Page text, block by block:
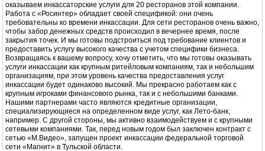
оказываем инкассаторские услуги для 20 ресторанов этой компании.
Работа с «Росинтер» обладает своей спецификой: они очень
требовательны ко времени инкассации. Для сети ресторанов очень важно,
чтобы забор денежных средств происходил в вечернее время, после
закрытия точек. И мы готовы подстроиться под требование клиентов и
предоставить услугу высокого качества с учетом специфики бизнеса.
Возвращаясь к вашему вопросу, хочу отметить, что мы готовы оказывать
услуги инкассации как крупным ритейловым компаниям, так и небольшим
организациям, при этом уровень качества предоставления услуг
инкассации будет одинаково высокий. Мы прекрасно работаем как с
крупным игроками финансового рынка, так и с небольшими банками.
Нашими партнерами часто являются кредитные организации,
специализирующиеся на определенном виде услуг, как Лето-банк,
например. С другой стороны, мы активно взаимодействуем и с крупными
сетевыми компаниями. Так, перед новым годом был заключен контракт с
сетью «М.Видео», запущен проект инкассации федеральной торговой
сети «Магнит» в Тульской области.